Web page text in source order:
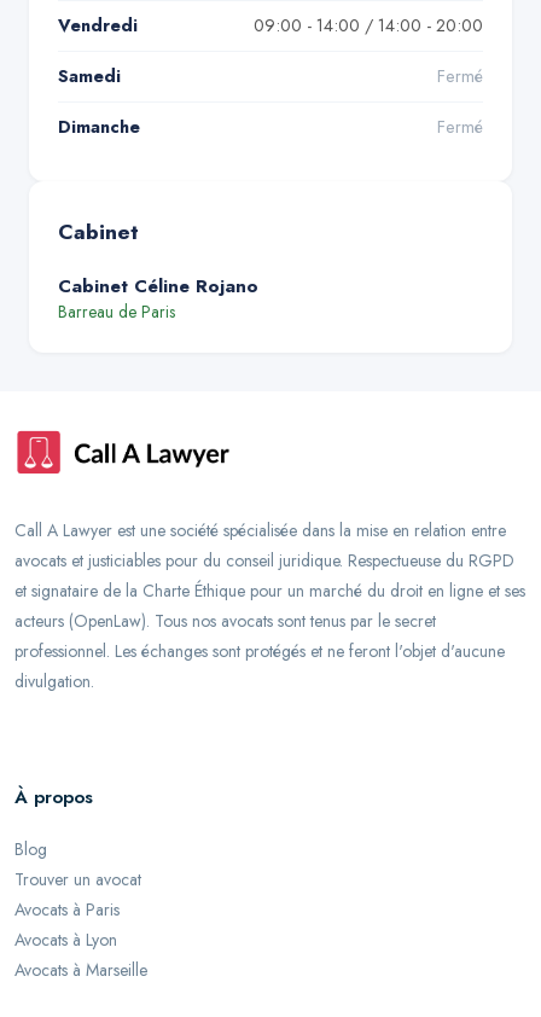
Vendredi 09:00 - 14:00 / 14:00 - 20:00
Samedi Fermé
Dimanche Fermé
Cabinet
Cabinet Céline Rojano
Barreau de Paris
Call A Lawyer est une société spécialisée dans la mise en relation entre
avocats et justiciables pour du conseil juridique. Respectueuse du RGPD
et signataire de la Charte Éthique pour un marché du droit en ligne et ses
acteurs (OpenLaw). Tous nos avocats sont tenus par le secret
professionnel. Les échanges sont protégés et ne feront l'objet d'aucune
divulgation.
À propos
Blog
Trouver un avocat
Avocats à Paris
Avocats à Lyon
Avocats à Marseille